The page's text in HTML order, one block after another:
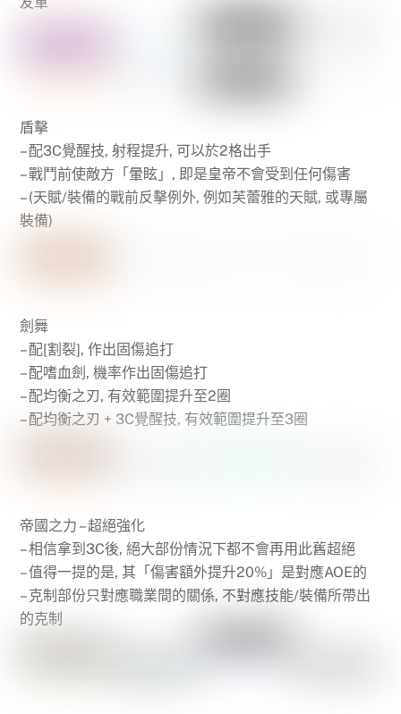
盾擊
– 配3C覺醒技, 射程提升, 可以於2格出手
– 戰鬥前使敵方「暈眩」, 即是皇帝不會受到任何傷害
– (天賦/裝備的戰前反擊例外, 例如芙蕾雅的天賦, 或專屬
裝備)
劍舞
– 配[割裂], 作出固傷追打
– 配嗜血劍, 機率作出固傷追打
– 配均衡之刃, 有效範圍提升至2圈
– 配均衡之刃 + 3C覺醒技, 有效範圍提升至3圈
帝國之力 – 超絕強化
– 相信拿到3C後, 絕大部份情況下都不會再用此舊超絕
– 值得一提的是, 其「傷害額外提升20%」是對應AOE的
– 克制部份只對應職業間的關係, 不對應技能/裝備所帶出
的克制